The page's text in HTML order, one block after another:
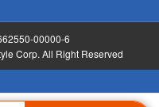
00000-6
Corp. All Right Reserved